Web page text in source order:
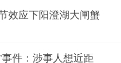
效应下阳澄湖大闸蟹
件：涉事人想近距